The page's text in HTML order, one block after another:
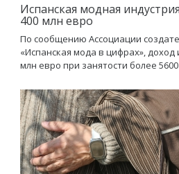
Испанская модная
400 млн евро
По сообщению Ассоциации
«Испанская мода в цифрах», доход
млн евро при занятости более